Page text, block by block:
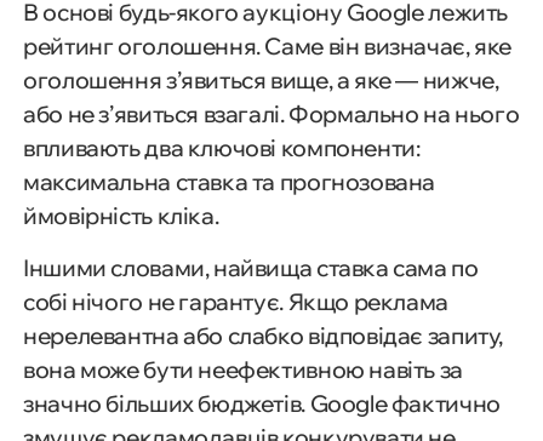
В основі будь-якого аукціону Google лежить
рейтинг оголошення. Саме він визначає, яке
оголошення з’явиться вище, а яке — нижче,
або не з’явиться взагалі. Формально на нього
впливають два ключові компоненти:
максимальна ставка та прогнозована
ймовірність кліка.
Іншими словами, найвища ставка сама по
собі нічого не гарантує. Якщо реклама
нерелевантна або слабко відповідає запиту,
вона може бути неефективною навіть за
значно більших бюджетів. Google фактично